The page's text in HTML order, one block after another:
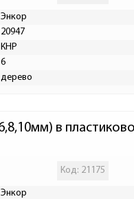
Энкор
20947
КНР
6
дерево
Код: 21175
Энкор